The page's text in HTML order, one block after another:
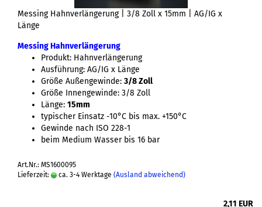
Messing Hahnverlängerung | 3/8 Zoll x 15mm | AG/IG x
Länge
Messing Hahnverlängerung
Produkt: Hahnverlängerung
Ausführung: AG/IG x Länge
Größe Außengewinde: 3/8 Zoll
Größe Innengewinde: 3/8 Zoll
Länge: 15mm
typischer Einsatz -10°C bis max. +150°C
Gewinde nach ISO 228-1
beim Medium Wasser bis 16 bar
Art.Nr.: MS1600095
Lieferzeit:
ca. 3-4 Werktage (Ausland abweichend)
2,11 EUR